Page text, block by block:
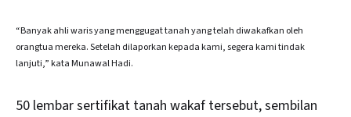
“Banyak ahli waris yang menggugat tanah yang telah diwakafkan oleh
orangtua mereka. Setelah dilaporkan kepada kami, segera kami tindak
lanjuti,” kata Munawal Hadi.
50 lembar sertifikat tanah wakaf tersebut, sembilan